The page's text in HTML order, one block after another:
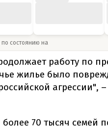
по состоянию на
работу по
жилье было
агрессии",
70 тысяч семей